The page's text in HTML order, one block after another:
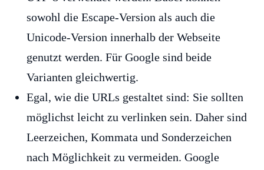
sowohl die Escape-Version als auch die
Unicode-Version innerhalb der Webseite
genutzt werden. Für Google sind beide
Varianten gleichwertig.
Egal, wie die URLs gestaltet sind: Sie sollten
möglichst leicht zu verlinken sein. Daher sind
Leerzeichen, Kommata und Sonderzeichen
nach Möglichkeit zu vermeiden. Google